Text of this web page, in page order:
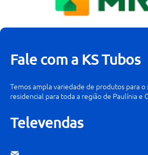
Fale com a KS Tubos
Temos ampla variedade de produtos para
residencial para toda a região de Paulínia e
Televendas